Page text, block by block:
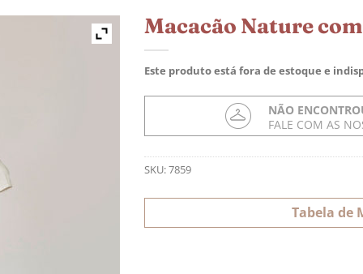
Macacão Nature
Este produto está fora de estoque e
NÃO
FALE COM AS
SKU:7859
Tabela de